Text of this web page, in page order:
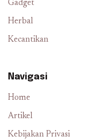
Gadget
Herbal
Kecantikan
Navigasi
Home
Artikel
Kebijakan Privasi